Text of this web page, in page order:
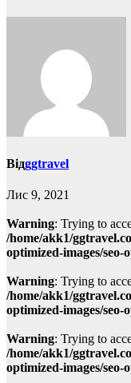
Відggtravel
Лис 9, 2021
Warning: Trying to
/home/akk1/
optimized-images/seo-
Warning: Trying to
/home/akk1/
optimized-images/seo-
Warning: Trying to
/home/akk1/
optimized-images/seo-